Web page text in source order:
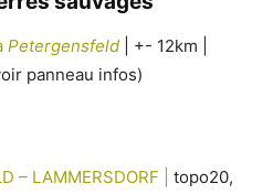
Petergensfeld | +- 12km |
panneau infos)
– LAMMERSDORF | topo20,